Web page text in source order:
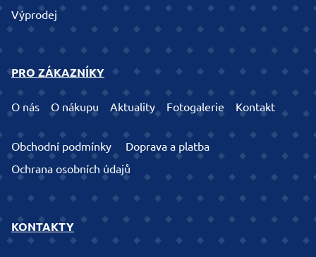
Výprodej
PRO ZÁKAZNÍKY
O nás O nákupu Aktuality Fotogalerie Kontakt
Obchodní podmínky
Doprava a platba
Ochrana osobních údajů
KONTAKTY